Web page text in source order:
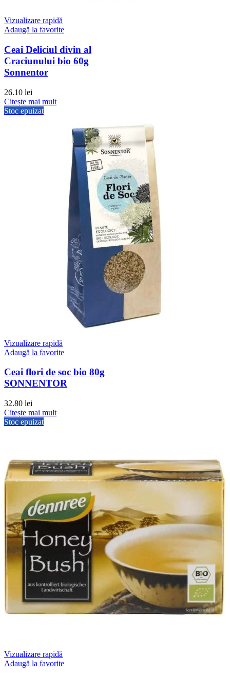
Vizualizare rapidă
Adaugă la favorite
Ceai Deliciul divin al
Craciunului bio 60g
Sonnentor
26.10 lei
Citește mai mult
Stoc epuizat
Vizualizare rapidă
Adaugă la favorite
Ceai flori de soc bio 80g
SONNENTOR
32.80 lei
Citește mai mult
Stoc epuizat
Vizualizare rapidă
Adaugă la favorite